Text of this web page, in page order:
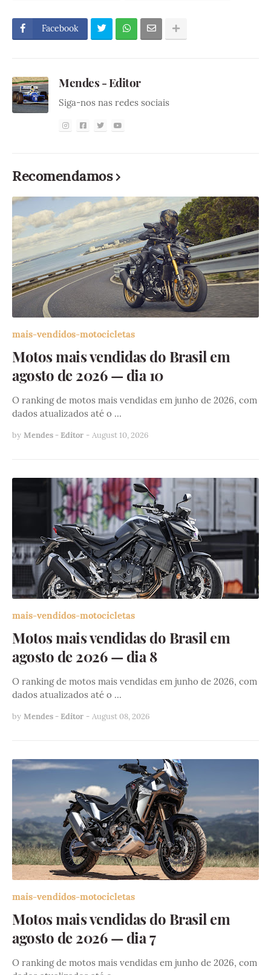
Facebook
Mendes - Editor
Siga-nos nas redes sociais
Recomendamos
mais-vendidos-motocicletas
Motos mais vendidas do Brasil em
agosto de 2026 — dia 10
O ranking de motos mais vendidas em junho de 2026, com
dados atualizados até o …
by Mendes - Editor - August 10, 2026
mais-vendidos-motocicletas
Motos mais vendidas do Brasil em
agosto de 2026 — dia 8
O ranking de motos mais vendidas em junho de 2026, com
dados atualizados até o …
by Mendes - Editor - August 08, 2026
mais-vendidos-motocicletas
Motos mais vendidas do Brasil em
agosto de 2026 — dia 7
O ranking de motos mais vendidas em junho de 2026, com